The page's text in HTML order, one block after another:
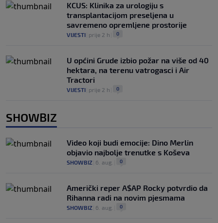
KCUS: Klinika za urologiju s
transplantacijom preseljena u
savremeno opremljene prostorije
VIJESTI prije 2 h 0
U općini Grude izbio požar na više od 40
hektara, na terenu vatrogasci i Air
Tractori
VIJESTI prije 2 h 0
SHOWBIZ
Video koji budi emocije: Dino Merlin
objavio najbolje trenutke s Koševa
SHOWBIZ 6. aug. 0
Američki reper A$AP Rocky potvrdio da
Rihanna radi na novim pjesmama
SHOWBIZ 6. aug. 0